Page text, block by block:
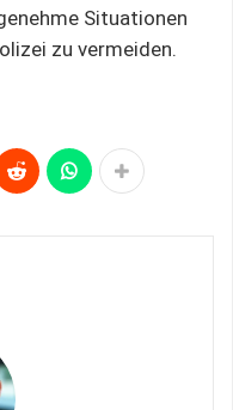
Situationen
zu vermeiden.